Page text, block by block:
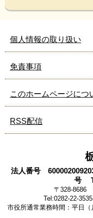
個人情報の取り扱い
免責事項
このホームページにつ
RSS配信
法人番号
号
〒328-8686
Tel:0282-22-
市役所通常業務時間：平日